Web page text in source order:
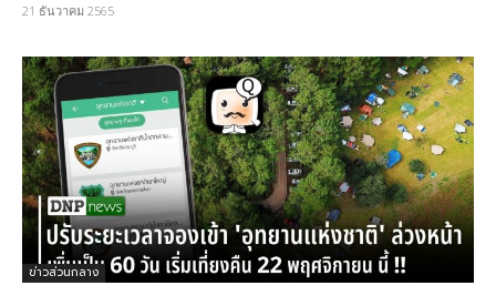
21 ธันวาคม 2565
ข่าวส่วนกลาง